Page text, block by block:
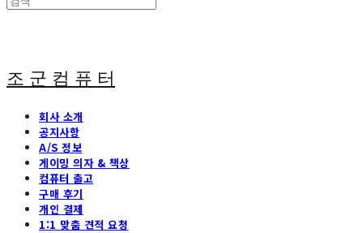
조 군 컴 퓨 터
회사 소개
공지사항
A/S 정보
게이밍 의자 & 책상
컴퓨터 출고
구매 후기
개인 결제
1:1 맞춤 견적 요청